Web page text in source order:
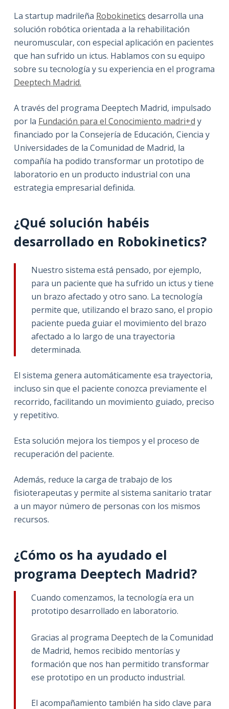
La startup madrileña Robokinetics desarrolla una
solución robótica orientada a la rehabilitación
neuromuscular, con especial aplicación en pacientes
que han sufrido un ictus. Hablamos con su equipo
sobre su tecnología y su experiencia en el programa
Deeptech Madrid.
A través del programa Deeptech Madrid, impulsado
por la Fundación para el Conocimiento madri+d y
financiado por la Consejería de Educación, Ciencia y
Universidades de la Comunidad de Madrid, la
compañía ha podido transformar un prototipo de
laboratorio en un producto industrial con una
estrategia empresarial definida.
¿Qué solución habéis
desarrollado en Robokinetics?
Nuestro sistema está pensado, por ejemplo,
para un paciente que ha sufrido un ictus y tiene
un brazo afectado y otro sano. La tecnología
permite que, utilizando el brazo sano, el propio
paciente pueda guiar el movimiento del brazo
afectado a lo largo de una trayectoria
determinada.
El sistema genera automáticamente esa trayectoria,
incluso sin que el paciente conozca previamente el
recorrido, facilitando un movimiento guiado, preciso
y repetitivo.
Esta solución mejora los tiempos y el proceso de
recuperación del paciente.
Además, reduce la carga de trabajo de los
fisioterapeutas y permite al sistema sanitario tratar
a un mayor número de personas con los mismos
recursos.
¿Cómo os ha ayudado el
programa Deeptech Madrid?
Cuando comenzamos, la tecnología era un
prototipo desarrollado en laboratorio.
Gracias al programa Deeptech de la Comunidad
de Madrid, hemos recibido mentorías y
formación que nos han permitido transformar
ese prototipo en un producto industrial.
El acompañamiento también ha sido clave para